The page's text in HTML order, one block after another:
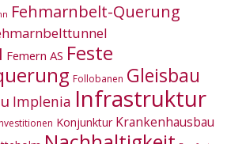
Fehmarnbelt-Querung
Femern AS Feste
Follobanen Gleisbau
Implenia Infrastruktur
Konjunktur Krankenhausbau